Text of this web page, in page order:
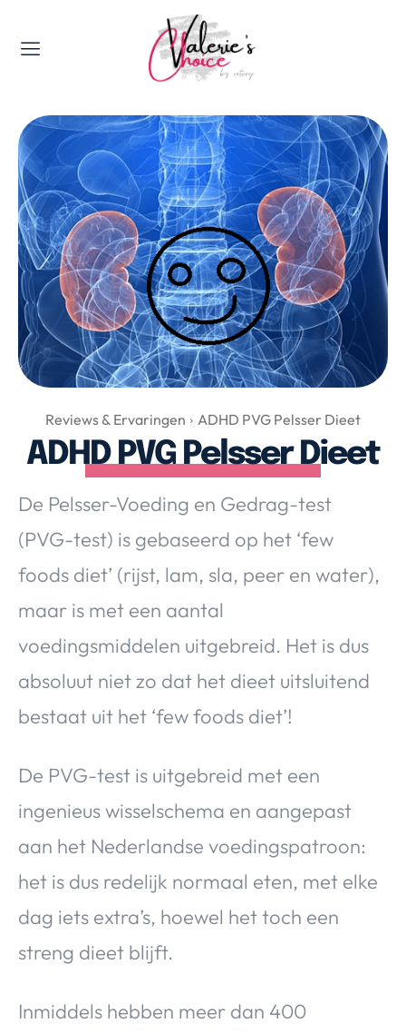
Valerie's Topics
Travel & Culture
Food & Drinks
Happyness & Opmerkelijk
Lifestyle, Sport & Duurzaamheid
Gadgets & Tech
Top 5 van Valerie
Health & Beauty
Huis & Tuin
Nieuws & Media
Over Valerie
Over Valerie
De Top 5
Contact
VALERIE'S CHOICE
Food & Drinks Health & Beauty
Travel
Lifestyle
Reviews & Ervaringen ADHD PVG Pelsser Dieet
ADHD PVG Pelsser Dieet
De Pelsser-Voeding en Gedrag-test
(PVG-test) is gebaseerd op het ‘few
foods diet’ (rijst, lam, sla, peer en water),
maar is met een aantal
voedingsmiddelen uitgebreid. Het is dus
absoluut niet zo dat het dieet uitsluitend
bestaat uit het ‘few foods diet’!
De PVG-test is uitgebreid met een
ingenieus wisselschema en aangepast
aan het Nederlandse voedingspatroon:
het is dus redelijk normaal eten, met elke
dag iets extra’s, hoewel het toch een
streng dieet blijft.
Inmiddels hebben meer dan 400